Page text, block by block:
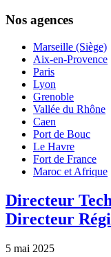
Nos agences
Marseille (Siège)
Aix-en-Provence
Paris
Lyon
Grenoble
Vallée du Rhône
Caen
Port de Bouc
Le Havre
Fort de France
Maroc et Afrique
Directeur
Directeur
5 mai 2025